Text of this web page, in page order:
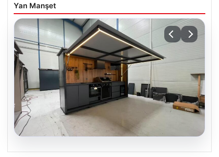
Yan Manşet